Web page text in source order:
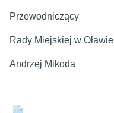
Przewodniczący
Rady Miejskiej w Oławie
Andrzej Mikoda